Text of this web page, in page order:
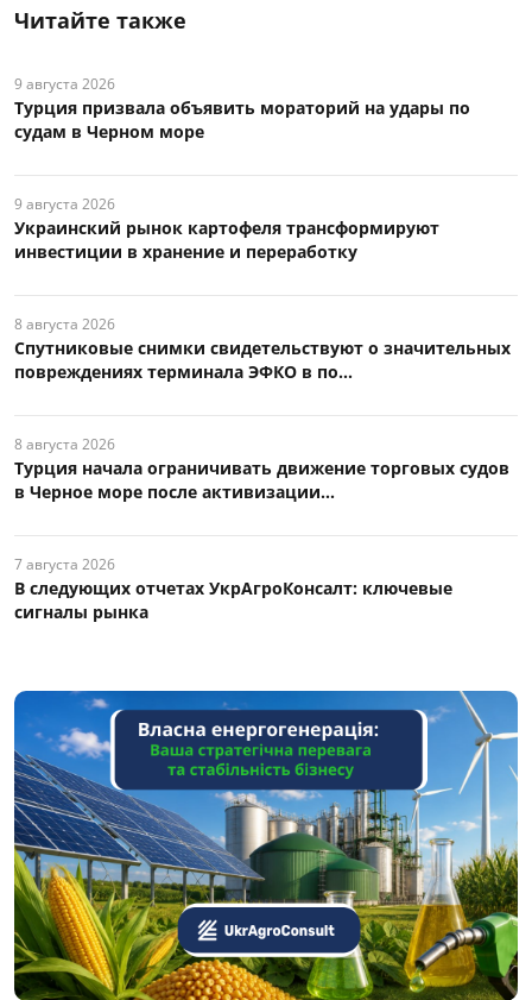
Читайте также
9 августа 2026
Турция призвала объявить мораторий на удары по
судам в Черном море
9 августа 2026
Украинский рынок картофеля трансформируют
инвестиции в хранение и переработку
8 августа 2026
Спутниковые снимки свидетельствуют о значительных
повреждениях терминала ЭФКО в по...
8 августа 2026
Турция начала ограничивать движение торговых судов
в Черное море после активизации...
7 августа 2026
В следующих отчетах УкрАгроКонсалт: ключевые
сигналы рынка